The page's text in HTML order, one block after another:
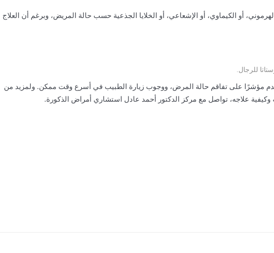
أو الكيماوي، أو الإشعاعي، أو الخلايا الجذعية حسب حالة المريض، وبرغم أن العلاج
للرجال.
مؤشرًا على تفاقم حالة المرض، ووجوب زيارة الطبيب في أسرع وقت ممكن. ولمزيد من
علاجه، تواصل مع مركز الدكتور أحمد عادل استشاري أمراض الذكورة.